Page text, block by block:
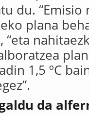
du.
plana
“eta
1,5 ºC
da